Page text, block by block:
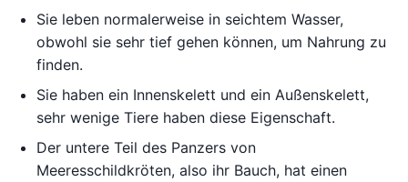
Sie leben normalerweise in seichtem Wasser,
obwohl sie sehr tief gehen können, um Nahrung zu
finden.
Sie haben ein Innenskelett und ein Außenskelett,
sehr wenige Tiere haben diese Eigenschaft.
Der untere Teil des Panzers von
Meeresschildkröten, also ihr Bauch, hat einen